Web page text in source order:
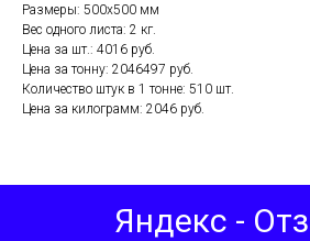
Размеры: 500х500 мм
Вес одного листа: 2 кг.
Цена за шт.: 4016 руб.
Цена за тонну: 2046497 руб.
Количество штук в 1 тонне: 510 шт.
Цена за килограмм: 2046 руб.
Яндекс -